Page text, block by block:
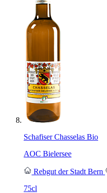
Schafiser Chasselas Bio
AOC Bielersee
Rebgut der Stadt Bern
75cl